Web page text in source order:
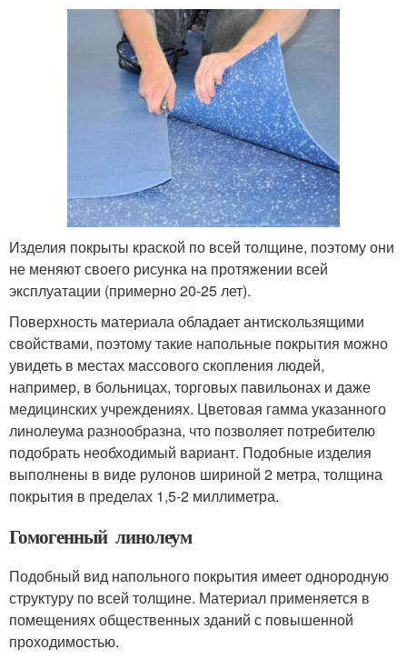
Изделия покрыты краской по всей толщине, поэтому они
не меняют своего рисунка на протяжении всей
эксплуатации (примерно 20-25 лет).
Поверхность материала обладает антискользящими
свойствами, поэтому такие напольные покрытия можно
увидеть в местах массового скопления людей,
например, в больницах, торговых павильонах и даже
медицинских учреждениях. Цветовая гамма указанного
линолеума разнообразна, что позволяет потребителю
подобрать необходимый вариант. Подобные изделия
выполнены в виде рулонов шириной 2 метра, толщина
покрытия в пределах 1,5-2 миллиметра.
Гомогенный линолеум
Подобный вид напольного покрытия имеет однородную
структуру по всей толщине. Материал применяется в
помещениях общественных зданий с повышенной
проходимостью.